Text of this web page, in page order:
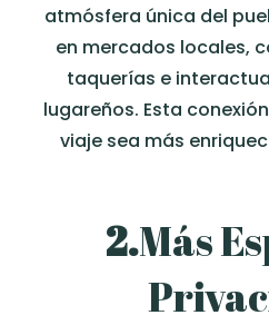
atmósfera única del
en mercados locales,
taquerías e
lugareños. Esta
viaje sea más
2.Más